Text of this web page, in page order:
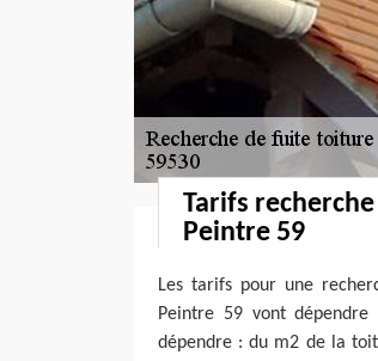
Tarifs
Peintre 59
Les tarifs pour une
Peintre 59 vont
dépendre : du m2 de la